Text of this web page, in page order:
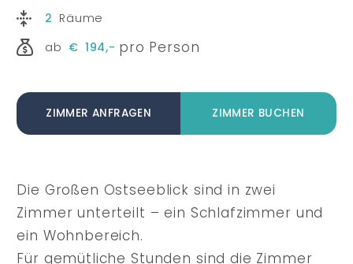
Die Großen Ostseeblick sind in zwei
Zimmer unterteilt – ein Schlafzimmer und
ein Wohnbereich.
Für gemütliche Stunden sind die Zimmer
2 Räume
ab € 194,- pro Person
ZIMMER BUCHEN
ZIMMER ANFRAGEN